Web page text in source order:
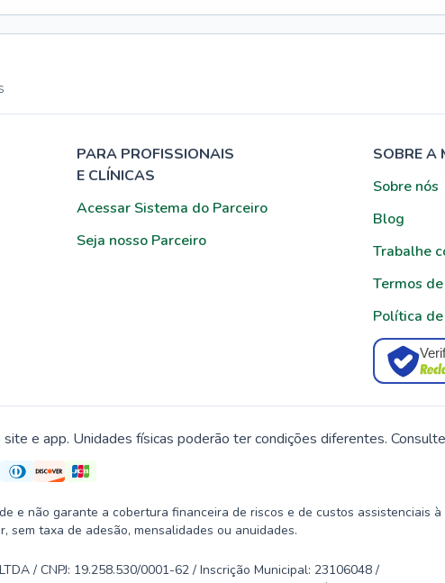
PARA PROFISSIONAIS
E CLÍNICAS
Acessar Sistema do Parceiro
Seja nosso Parceiro
SOBRE A
Sobre nós
Blog
Trabalhe
Termos
Política
e app. Unidades físicas poderão ter condições diferentes.
e não garante a cobertura financeira de riscos e de custos assistenciais à
sem taxa de adesão, mensalidades ou anuidades.
/ CNPJ: 19.258.530/0001-62 / Inscrição Municipal: 23106048 /